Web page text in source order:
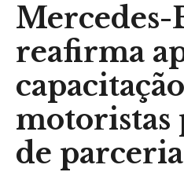
Mercedes-
reafirma
motoristas
de parceria